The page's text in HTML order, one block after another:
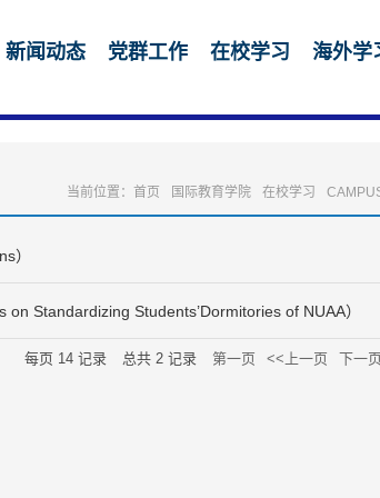
新闻动态 党群工作 在校学习 海外学
当前位置： 首页 国际教育学院 在校学习
）
Standardizing Students’Dormitories of NUAA）
每页 14 记录 总共 2 记录 第一页 <<上一页 下一